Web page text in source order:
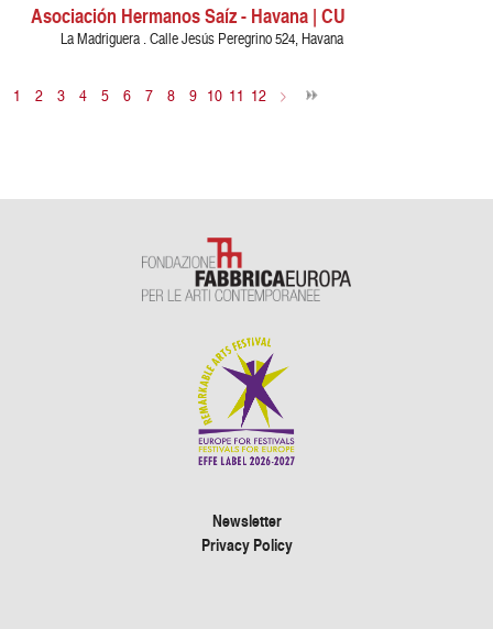
Asociación Hermanos Saíz - Havana | CU
La Madriguera . Calle Jesús Peregrino 524, Havana
1 2 3 4 5 6 7 8 9 10 11 12 >
Newsletter
Privacy Policy